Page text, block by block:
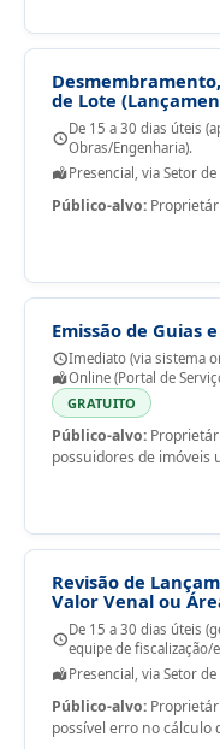
de Lote
De 15 a 30 dias úteis
Obras/Engenharia).
Presencial, via Setor
Público-alvo:
Emissão de Guias
Imediato (via sistema
Online (Portal de
GRATUITO
Público-alvo:
possuidores de imóveis
Revisão de
Valor Venal ou
De 15 a 30 dias úteis
equipe de fiscalização/
Presencial, via Setor
Público-alvo:
possível erro no cálculo